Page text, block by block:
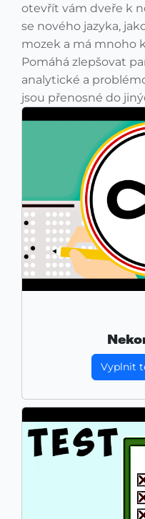
otevřít vám dveře k
se nového jazyka,
mozek a má mnoho
Pomáhá zlepšovat
analytické a
jsou přenosné do
Vyplnit